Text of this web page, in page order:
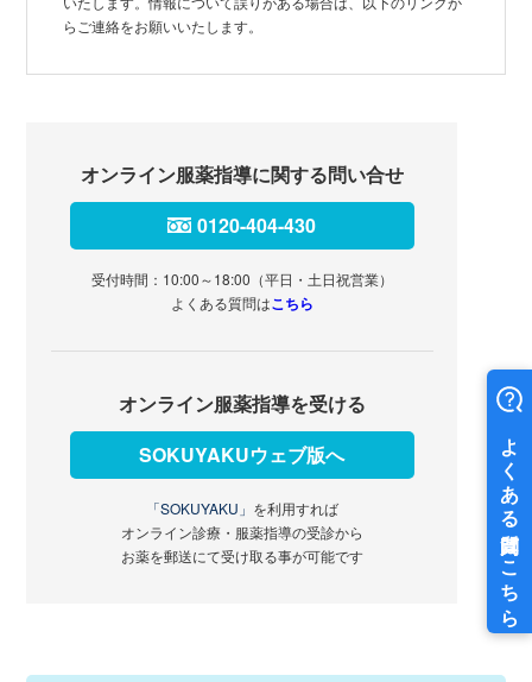
らご連絡をお願いいたします。
オンライン服薬指導に関する問い合せ
0120-404-430
受付時間：10:00～18:00（平日・土日祝営業）
よくある質問はこちら
オンライン服薬指導を受ける
SOKUYAKUウェブ版へ
「SOKUYAKU」 を利用すれば
オンライン診療・服薬指導の受診から
お薬を郵送にて受け取る事が可能です